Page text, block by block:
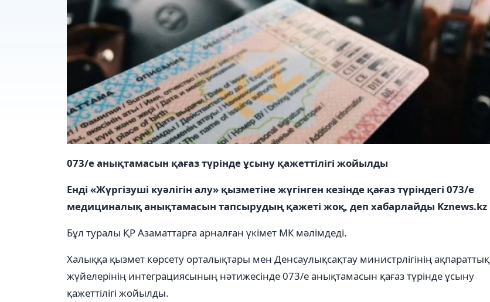
073/е анықтамасын қағаз түрінде ұсыну қажеттілігі жойылды
Енді «Жүргізуші куәлігін алу» қызметіне жүгінген кезінде қағаз түріндегі 073/е
медициналық анықтамасын тапсырудың қажеті жоқ, деп хабарлайды Kznews.kz
Бұл туралы ҚР Азаматтарға арналған үкімет МК мәлімдеді.
Халыққа қызмет көрсету орталықтары мен Денсаулықсақтау министрлігінің ақпараттық
жүйелерінің интеграциясының нәтижесінде 073/е анықтамасын қағаз түрінде ұсыну
қажеттілігі жойылды.